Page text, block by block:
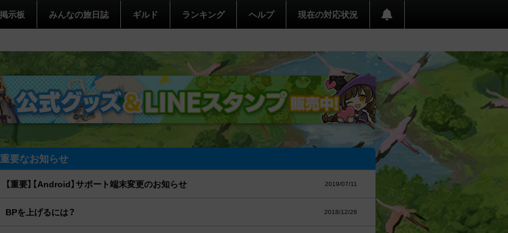
示板 みんなの旅日誌 ギルド ランキング ヘルプ 現在の対応状況
重要なお知らせ
【重要】【Android】サポート端末変更のお知らせ 2019/07/11
BPを上げるには？ 2018/12/28